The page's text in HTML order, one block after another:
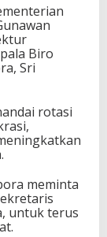
Biro
Sri
rotasi
meminta
untuk terus